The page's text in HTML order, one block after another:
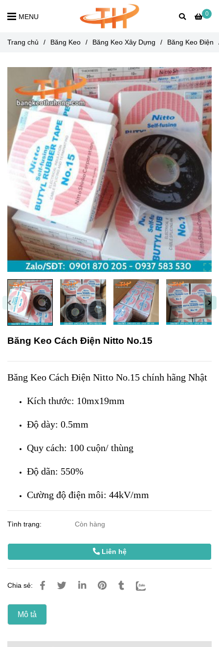
0
MENU
Trang chủ / Băng Keo / Băng Keo Xây Dựng / Băng Keo Điện
Băng Keo Cách Điện Nitto No.15
Băng Keo Cách Điện Nitto No.15 chính hãng Nhật
Kích thước: 10mx19mm
Độ dày: 0.5mm
Quy cách: 100 cuộn/ thùng
Độ dãn: 550%
Cường độ điện môi: 44kV/mm
Tình trạng: Còn hàng
Liên hệ
Chia sẻ:
Mô tả